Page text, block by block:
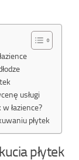
usługi
łazience?
płytek
płytek